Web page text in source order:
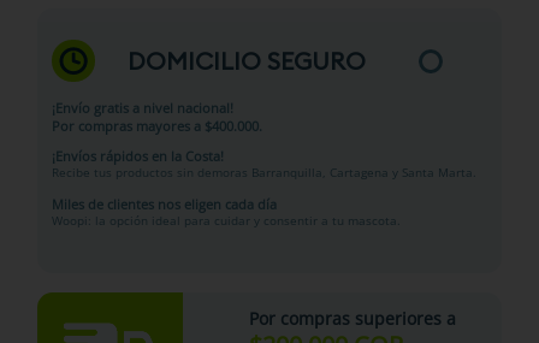
DOMICILIO SEGURO
¡Envío gratis a nivel nacional!
Por compras mayores a $400.000.
¡Envíos rápidos en la Costa!
Recibe tus productos sin demoras Barranquilla, Cartagena y Santa Marta.
Miles de clientes nos eligen cada día
Woopi: la opción ideal para cuidar y consentir a tu mascota.
Por compras superiores a